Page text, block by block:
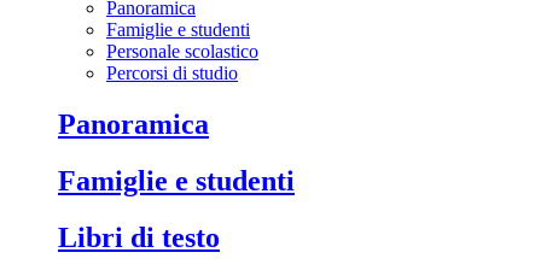
Panoramica
Famiglie e studenti
Personale scolastico
Percorsi di studio
Panoramica
Famiglie e studenti
Libri di testo